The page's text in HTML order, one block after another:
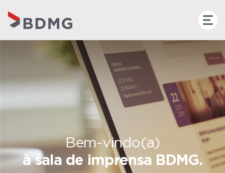
Bem-vindo(a)
à sala de imprensa BDMG.